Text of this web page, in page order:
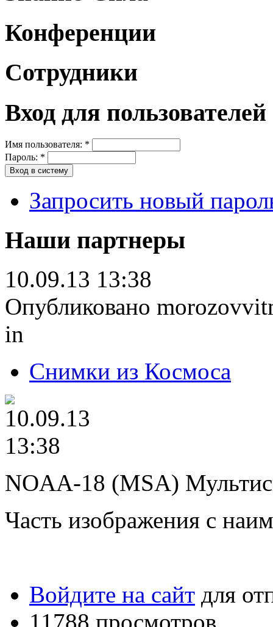
Конференции
Сотрудники
Вход для пользователей
Имя пользователя: *
Пароль: *
Запросить новый
Наши партнеры
10.09.13 13:38
Опубликовано
in
Снимки из Космоса
NOAA-18 (MSA)
Часть изображения с
Войдите на сайт для